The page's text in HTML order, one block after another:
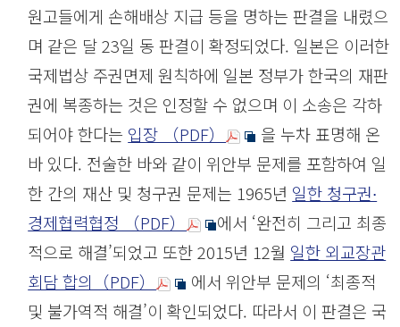
원고들에게 손해배상 지급 등을 명하는 판결을 내렸으
며 같은 달 23일 동 판결이 확정되었다. 일본은 이러한
국제법상 주권면제 원칙하에 일본 정부가 한국의 재판
권에 복종하는 것은 인정할 수 없으며 이 소송은 각하
되어야 한다는 입장 （PDF）
을 누차 표명해 온
바 있다. 전술한 바와 같이 위안부 문제를 포함하여 일
한 간의 재산 및 청구권 문제는 1965년 일한 청구권∙
경제협력협정 （PDF）
에서 ‘완전히 그리고 최종
적으로 해결’되었고 또한 2015년 12월 일한 외교장관
회담 합의（PDF）
에서 위안부 문제의 ‘최종적
및 불가역적 해결’이 확인되었다. 따라서 이 판결은 국